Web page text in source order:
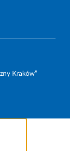
Kraków”